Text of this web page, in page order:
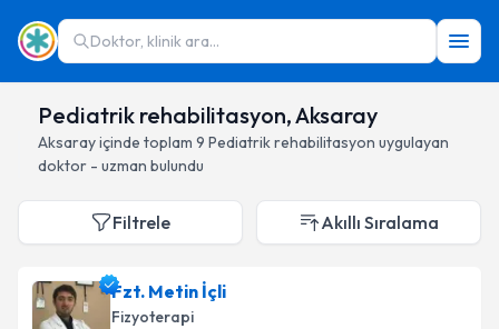
Doktor, klinik ara...
Pediatrik rehabilitasyon, Aksaray
Aksarayiçinde toplam 9 Pediatrik rehabilitasyon uygulayan
doktor - uzman bulundu
Filtrele Akıllı Sıralama
Fzt. Metin İçli
Fizyoterapi